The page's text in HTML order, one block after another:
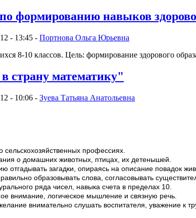
формированию навыков
- 13:45 - Портнова Ольга Юрьевна
8-10 классов. Цель: формирование здорового
страну математику"
- 10:06 - Зуева Татьяна Анатольевна
профессиях.
о домашних животных, птицах, их детенышей.
отгадывать загадки, опираясь на описание повадок
образовывать слова, согласовывать
ряда чисел, навыка счета в пределах 10.
внимание, логическое мышление и связную речь.
внимательно слушать воспитателя, уважение к